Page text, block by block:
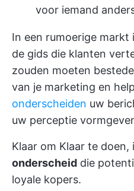
voor iemand
In een rumoerige
de gids die klanten
zouden moeten
van je marketing en
onderscheiden uw
uw perceptie
Klaar om Klaar te doen,
onderscheid die
loyale kopers.